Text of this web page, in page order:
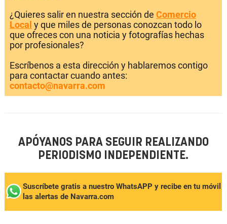
¿Quieres salir en nuestra sección de Comercio
Local y que miles de personas conozcan todo lo
que ofreces con una noticia y fotografías hechas
por profesionales?
Escríbenos a esta dirección y hablaremos contigo
para contactar cuando antes:
contacto@navarra.com
APÓYANOS PARA SEGUIR REALIZANDO
PERIODISMO INDEPENDIENTE.
Suscríbete gratis a nuestro WhatsAPP y recibe en tu móvil
las alertas de Navarra.com